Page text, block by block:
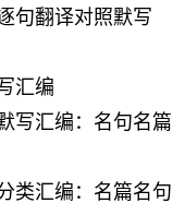
句翻译对照默写
汇编
写汇编：名句名篇
类汇编：名篇名句